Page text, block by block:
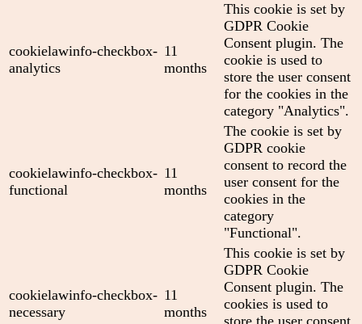
cookielawinfo-checkbox-
analytics
11
months
This cookie is set by
GDPR Cookie
Consent plugin. The
cookie is used to
store the user consent
for the cookies in the
category "Analytics".
cookielawinfo-checkbox-
functional
11
months
The cookie is set by
GDPR cookie
consent to record the
user consent for the
cookies in the
category
"Functional".
cookielawinfo-checkbox-
necessary
11
months
This cookie is set by
GDPR Cookie
Consent plugin. The
cookies is used to